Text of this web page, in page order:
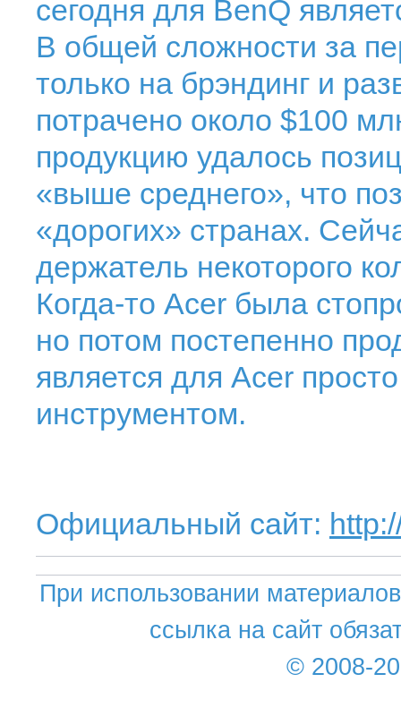
сегодня для BenQ
В общей сложности за
только на брэндинг и
потрачено около $100
продукцию удалось
«выше среднего», что
«дорогих» странах.
держатель некоторого
Когда-то Acer была
но потом постепенно
является для Acer
инструментом.
Официальный сайт:
При использовании
ссылка на сайт
© 2008-